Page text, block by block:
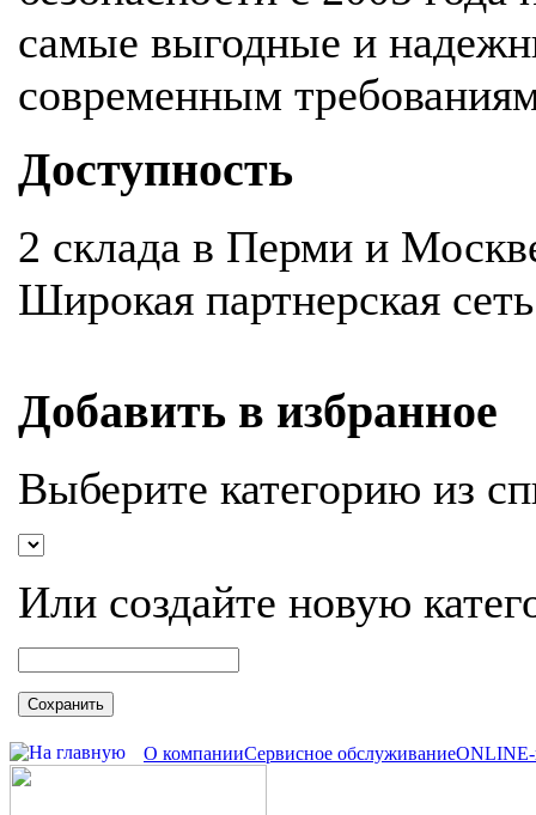
самые выгодные и
современным
Доступность
2 склада в Перми и
Широкая партнерская
Добавить в избранное
Выберите категорию из
Или создайте новую
Сохранить
О компанииСервисное обслуживаниеONLINE-